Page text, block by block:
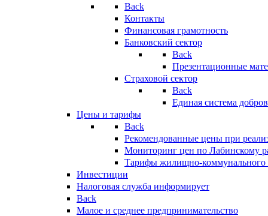
Back
Контакты
Финансовая грамотность
Банковский сектор
Back
Презентационные
Страховой сектор
Back
Единая система
Цены и тарифы
Back
Рекомендованные цены при
Мониторинг цен по Лабинскому
Тарифы жилищно-коммунального
Инвестиции
Налоговая служба информирует
Back
Малое и среднее предпринимательство